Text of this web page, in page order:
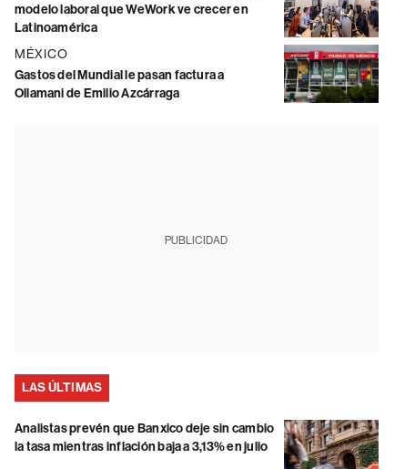
modelo laboral que WeWork ve crecer en
Latinoamérica
MÉXICO
Gastos del Mundial le pasan factura a
Ollamani de Emilio Azcárraga
PUBLICIDAD
LAS ÚLTIMAS
Analistas prevén que Banxico deje sin cambio
la tasa mientras inflación baja a 3,13% en julio